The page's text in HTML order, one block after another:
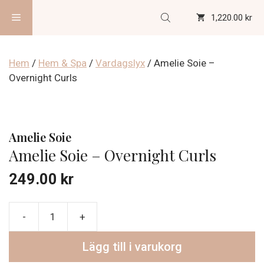
innehåll
Meny 1,220.00 kr
Hem / Hem & Spa / Vardagslyx / Amelie Soie –
Overnight Curls
Amelie Soie
Amelie Soie – Overnight Curls
249.00 kr
-
Lägg till i varukorg